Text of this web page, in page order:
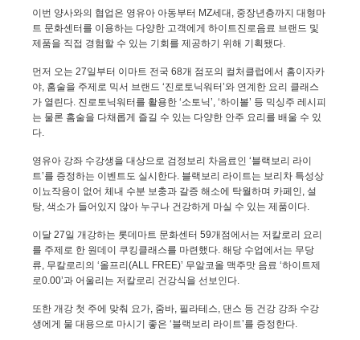
이번 양사와의 협업은 영유아 아동부터 MZ세대 , 중장년층까지 대형마
트 문화센터를 이용하는 다양한 고객에게 하이트진로음료 브랜드 및
제품을 직접 경험할 수 있는 기회를 제공하기 위해 기획됐다.
먼저 오는 27일부터 이마트 전국 68개 점포의 컬처클럽에서 홈이자카
야, 홈술을 주제로 믹서 브랜드 ‘진로토닉워터’와 연계한 요리 클래스
가 열린다. 진로토닉워터를 활용한 ‘소토닉’, ‘하이볼’ 등 믹싱주 레시피
는 물론 홈술을 다채롭게 즐길 수 있는 다양한 안주 요리를 배울 수 있
다.
영유아 강좌 수강생을 대상으로 검정보리 차음료인 ‘블랙보리 라이
트’를 증정하는 이벤트도 실시한다. 블랙보리 라이트는 보리차 특성상
이뇨작용이 없어 체내 수분 보충과 갈증 해소에 탁월하며 카페인 , 설
탕, 색소가 들어있지 않아 누구나 건강하게 마실 수 있는 제품이다.
이달 27일 개강하는 롯데마트 문화센터 59개점에서는 저칼로리 요리
를 주제로 한 원데이 쿠킹클래스를 마련했다. 해당 수업에서는 무당
류, 무칼로리의 ‘올프리 (ALL FREE)’ 무알코올 맥주맛 음료 ‘하이트제
로0.00’과 어울리는 저칼로리 건강식을 선보인다.
또한 개강 첫 주에 맞춰 요가, 줌바, 필라테스, 댄스 등 건강 강좌 수강
생에게 물 대용으로 마시기 좋은 ‘블랙보리 라이트’를 증정한다.